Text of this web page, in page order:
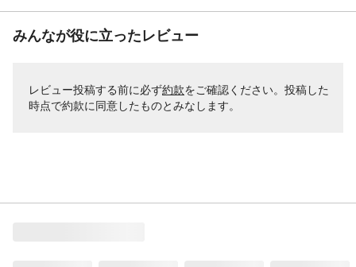
みんなが役に立ったレビュー
レビュー投稿する前に必ず約款をご確認ください。投稿した
時点で約款に同意したものとみなします。